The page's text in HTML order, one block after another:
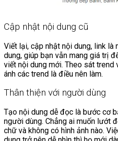
Cập nhật nội dung cũ
Viết lại, cập nhật nội dung, link là
dung, giúp bạn vẫn mang giá trị
viết nội dung mới. Theo sát trend
ánh các trend là điều nên làm.
Thân thiện với người dùng
Tạo nội dung dễ đọc là bước cơ
người dùng. Chẳng ai muốn lướt
chữ và không có hình ảnh nào.